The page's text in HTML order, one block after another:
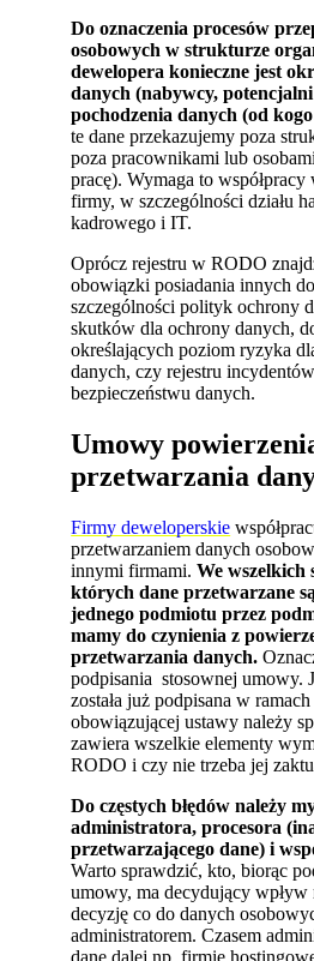
Do oznaczenia procesów
osobowych w strukturze
dewelopera konieczne jest
danych (nabywcy,
pochodzenia danych (od
te dane przekazujemy poza
poza pracownikami lub
pracę). Wymaga to
firmy, w szczególności działu
kadrowego i IT.
Oprócz rejestru w RODO
obowiązki posiadania innych
szczególności polityk ochrony
skutków dla ochrony danych,
określających poziom ryzyka
danych, czy rejestru
bezpieczeństwu danych.
Umowy
przetwarzania
Firmy deweloperskie
przetwarzaniem danych
innymi firmami.We wszelkich
których dane przetwarzane
jednego podmiotu przez
mamy do czynienia z
przetwarzania danych.
podpisania stosownej umowy.
została już podpisana w
obowiązującej ustawy należy
zawiera wszelkie elementy
RODO i czy nie trzeba jej
Do częstych błędów należy
administratora, procesora
przetwarzającego dane) i
Warto sprawdzić, kto, biorąc
umowy, ma decydujący wpływ
decyzję co do danych
administratorem. Czasem
dane dalej np. firmie